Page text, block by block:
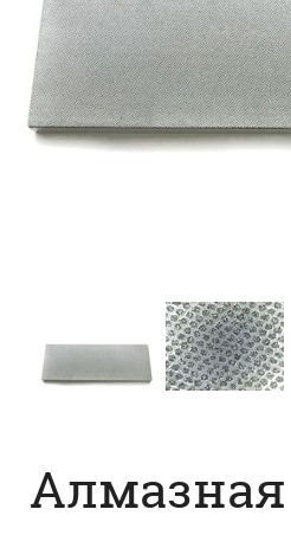
Алмазная